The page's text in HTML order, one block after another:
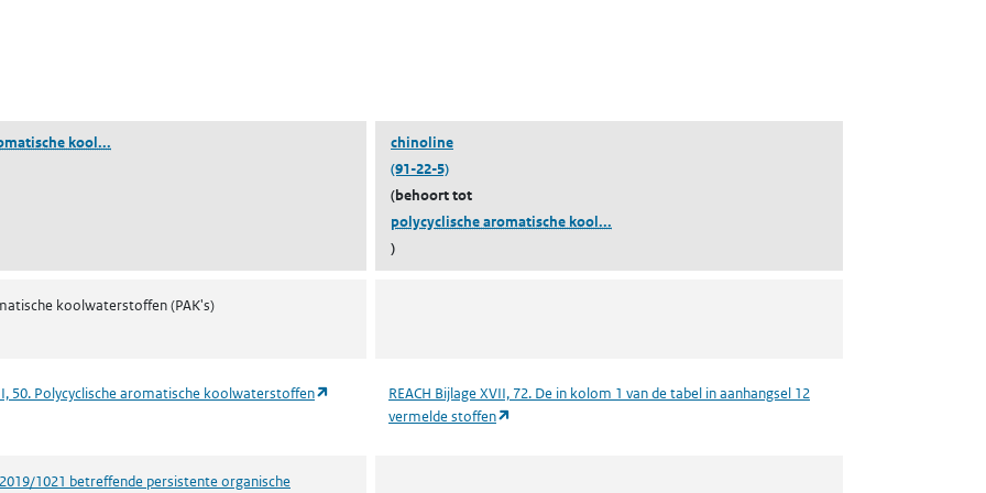
kool... (polycyclische aromatische koolwaterstoffen)chinoline
(91-22-5)
(behoort tot
polycyclische aromatische kool...
)
koolwaterstoffen (PAK's)
50. Polycyclische aromatische koolwaterstoffen (opent in een nieuw tabblad)
REACH Bijlage XVII, 72. De in kolom 1 van de tabel in aanhangsel 12
vermelde stoffen
1021 betreffende persistente organische